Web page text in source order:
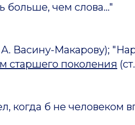
больше, чем слова..."
А. Васину-Макарову);
старшего поколения
когда б не человеком